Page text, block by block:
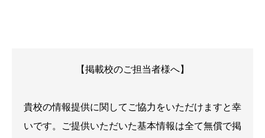
【掲載校のご担当者様へ】
貴校の情報提供に関してご協力をいただけますと幸
いです。ご提供いただいた基本情報は全て無償で掲